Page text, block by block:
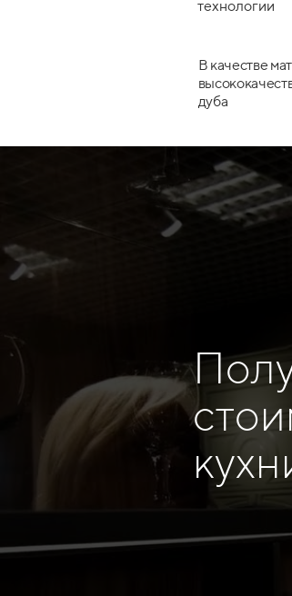
технологии
В качестве
дуба